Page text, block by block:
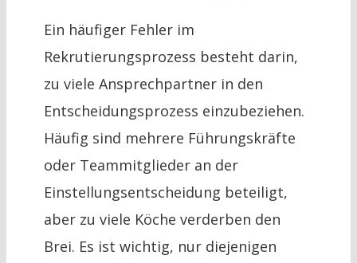
Ein häufiger Fehler im
Rekrutierungsprozess besteht darin,
zu viele Ansprechpartner in den
Entscheidungsprozess einzubeziehen.
Häufig sind mehrere Führungskräfte
oder Teammitglieder an der
Einstellungsentscheidung beteiligt,
aber zu viele Köche verderben den
Brei. Es ist wichtig, nur diejenigen